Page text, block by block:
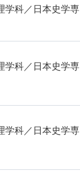
学科／日本史学専
学科／日本史学専
学科／日本史学専